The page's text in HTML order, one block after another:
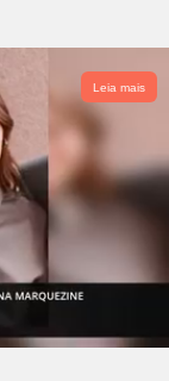
Leia mais